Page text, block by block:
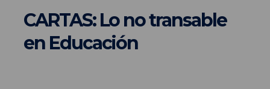
CARTAS: Lo no transable
en Educación